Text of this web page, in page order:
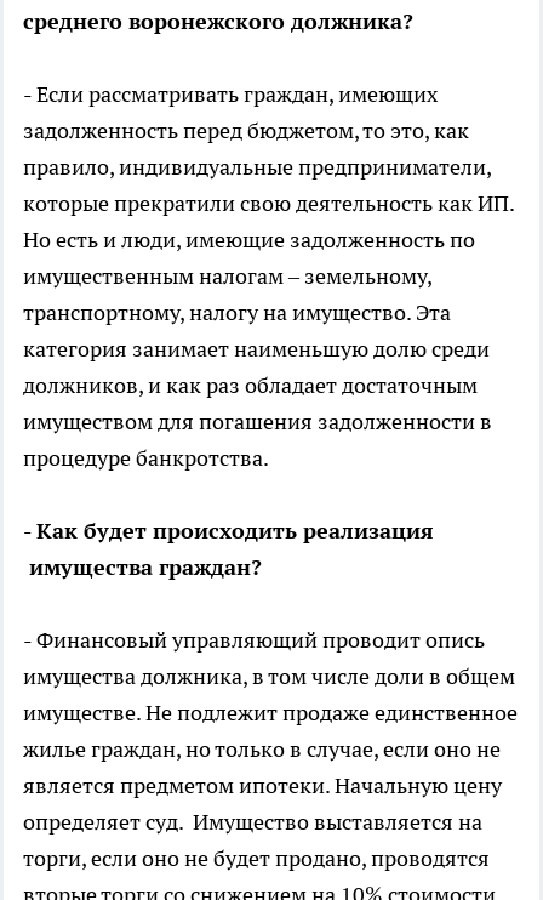
среднего воронежского должника?
- Если рассматривать граждан, имеющих
задолженность перед бюджетом, то это, как
правило, индивидуальные предприниматели,
которые прекратили свою деятельность как ИП.
Но есть и люди, имеющие задолженность по
имущественным налогам – земельному,
транспортному, налогу на имущество. Эта
категория занимает наименьшую долю среди
должников, и как раз обладает достаточным
имуществом для погашения задолженности в
процедуре банкротства.
- Как будет происходить реализация
имущества граждан?
- Финансовый управляющий проводит опись
имущества должника, в том числе доли в общем
имуществе. Не подлежит продаже единственное
жилье граждан, но только в случае, если оно не
является предметом ипотеки. Начальную цену
определяет суд. Имущество выставляется на
торги, если оно не будет продано, проводятся
вторые торги со снижением на 10% стоимости